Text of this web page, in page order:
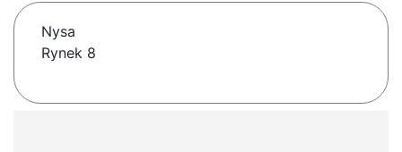
Nysa
Rynek 8